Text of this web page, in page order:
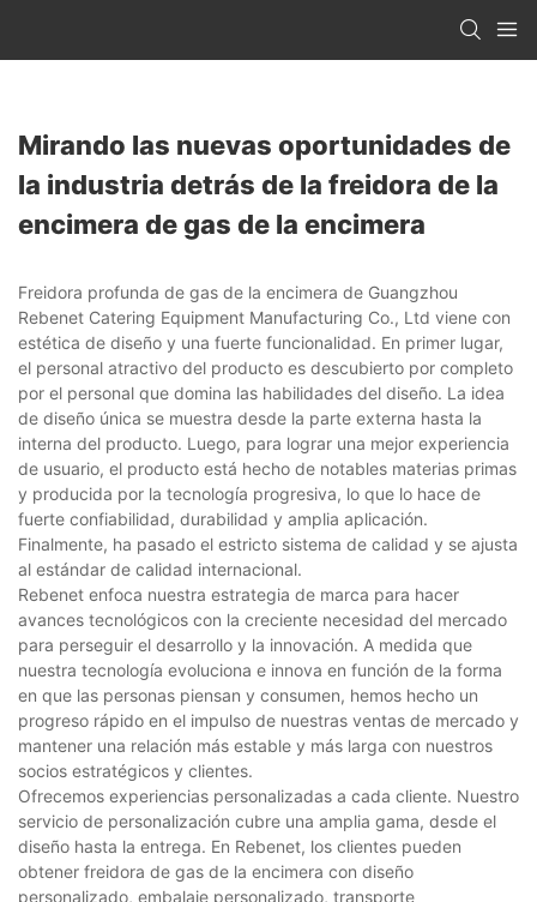
Mirando las nuevas oportunidades de
la industria detrás de la freidora de la
encimera de gas de la encimera
Freidora profunda de gas de la encimera de Guangzhou
Rebenet Catering Equipment Manufacturing Co., Ltd viene con
estética de diseño y una fuerte funcionalidad. En primer lugar,
el personal atractivo del producto es descubierto por completo
por el personal que domina las habilidades del diseño. La idea
de diseño única se muestra desde la parte externa hasta la
interna del producto. Luego, para lograr una mejor experiencia
de usuario, el producto está hecho de notables materias primas
y producida por la tecnología progresiva, lo que lo hace de
fuerte confiabilidad, durabilidad y amplia aplicación.
Finalmente, ha pasado el estricto sistema de calidad y se ajusta
al estándar de calidad internacional.
Rebenet enfoca nuestra estrategia de marca para hacer
avances tecnológicos con la creciente necesidad del mercado
para perseguir el desarrollo y la innovación. A medida que
nuestra tecnología evoluciona e innova en función de la forma
en que las personas piensan y consumen, hemos hecho un
progreso rápido en el impulso de nuestras ventas de mercado y
mantener una relación más estable y más larga con nuestros
socios estratégicos y clientes.
Ofrecemos experiencias personalizadas a cada cliente. Nuestro
servicio de personalización cubre una amplia gama, desde el
diseño hasta la entrega. En Rebenet, los clientes pueden
obtener freidora de gas de la encimera con diseño
personalizado, embalaje personalizado, transporte